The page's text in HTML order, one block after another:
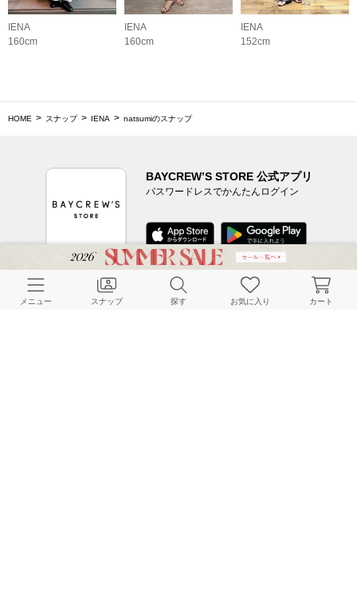
IENA
160cm
IENA
160cm
IENA
152cm
HOME スナップ IENA natsumiのスナップ
BAYCREW’S STORE 公式アプリ
パスワードレスでかんたんログイン
CUSTOMER SERVICE
メニュー スナップ 探す お気に入り カート